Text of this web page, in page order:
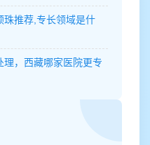
珠推荐,专长领域是什
，西藏哪家医院更专